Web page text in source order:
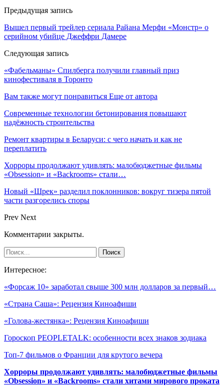
Предыдущая запись
Вышел первый трейлер сериала Райана Мерфи «Монстр» о
серийном убийце Джеффри Дамере
Следующая запись
«Фабельманы» Спилберга получили главный приз
кинофестиваля в Торонто
Вам также могут понравиться Еще от автора
Современные технологии бетонирования повышают
надёжность строительства
Ремонт квартиры в Беларуси: с чего начать и как не
переплатить
Хорроры продолжают удивлять: малобюджетные фильмы
«Obsession» и «Backrooms» стали…
Новый «Шрек» разделил поклонников: вокруг тизера пятой
части разгорелись споры
Prev Next
Комментарии закрыты.
Интересное:
«Форсаж 10» заработал свыше 300 млн долларов за первый…
«Страна Саша»: Рецензия Киноафиши
«Голова-жестянка»: Рецензия Киноафиши
Гороскоп PEOPLETALK: особенности всех знаков зодиака
Топ-7 фильмов о Франции для крутого вечера
Хорроры продолжают удивлять: малобюджетные фильмы
«Obsession» и «Backrooms» стали хитами мирового проката